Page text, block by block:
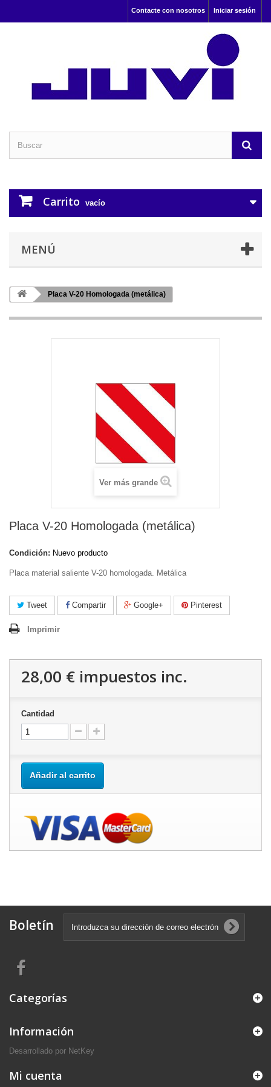
Iniciar sesión
Contacte con nosotros
Carrito vacío
MENÚ
Placa V-20 Homologada (metálica)
Ver más grande
Placa V-20 Homologada (metálica)
Condición: Nuevo producto
Placa material saliente V-20 homologada. Metálica
Tweet Compartir Google+ Pinterest
Imprimir
28,00 € impuestos inc.
Cantidad
Añadir al carrito
Boletín
Categorías
Información
Desarrollado por NetKey
Mi cuenta